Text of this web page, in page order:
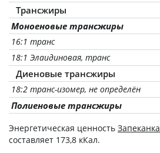
Трансжиры
Моноеновые трансжиры
16:1 транс
18:1 Элаидиновая, транс
Диеновые трансжиры
18:2 транс-изомер, не определён
Полиеновые трансжиры
Энергетическая ценность
составляет 173,8 кКал.